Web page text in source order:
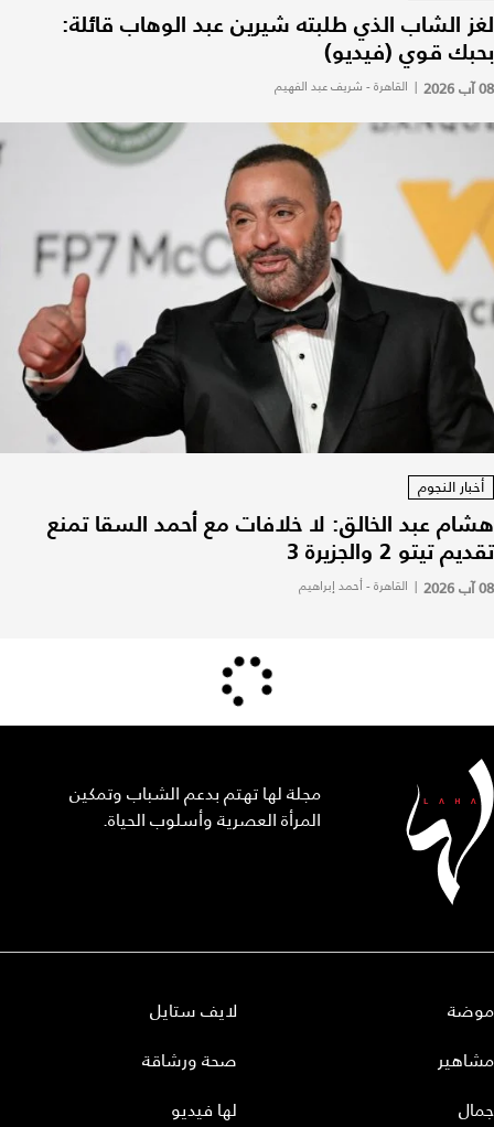
لغز الشاب الذي طلبته شيرين عبد الوهاب قائلة:
بحبك قوي (فيديو)
08 آب 2026 | القاهرة - شريف عبد الفهيم
أخبار النجوم
هشام عبد الخالق: لا خلافات مع أحمد السقا تمنع
تقديم تيتو 2 والجزيرة 3
08 آب 2026 | القاهرة - أحمد إبراهيم
مجلة لها تهتم بدعم الشباب وتمكين
المرأة العصرية وأسلوب الحياة.
موضة
مشاهير
جمال
لايف ستايل
صحة ورشاقة
لها فيديو